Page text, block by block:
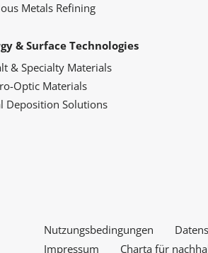
Metals Refining
& Surface Technologies
& Specialty Materials
Optic Materials
Deposition Solutions
Nutzungsbedingungen
Impressum
Charta für